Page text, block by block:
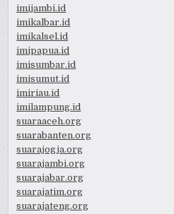
imijambi.id
imikalbar.id
imikalsel.id
imipapua.id
imisumbar.id
imisumut.id
imiriau.id
imilampung.id
suaraaceh.org
suarabanten.org
suarajogja.org
suarajambi.org
suarajabar.org
suarajatim.org
suarajateng.org